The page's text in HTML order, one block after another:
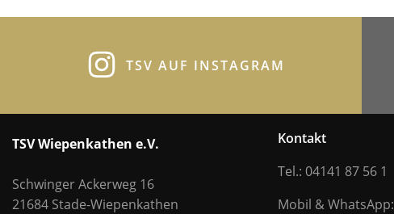
TSV AUF INSTAGRAM
TSV Wiepenkathen e.V.
Schwinger Ackerweg 16
21684 Stade-Wiepenkathen
Kontakt
Tel.: 04141 87 56 1
Mobil & WhatsApp: